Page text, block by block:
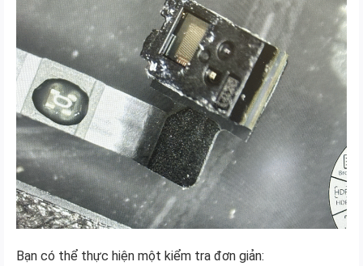
Bạn có thể thực hiện một kiểm tra đơn giản: